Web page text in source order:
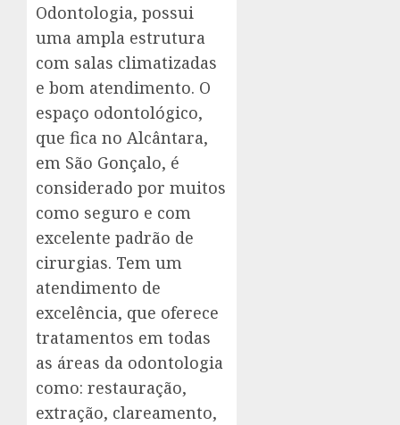
Odontologia, possui
uma ampla estrutura
com salas climatizadas
e bom atendimento. O
espaço odontológico,
que fica no Alcântara,
em São Gonçalo, é
considerado por muitos
como seguro e com
excelente padrão de
cirurgias. Tem um
atendimento de
excelência, que oferece
tratamentos em todas
as áreas da odontologia
como: restauração,
extração, clareamento,